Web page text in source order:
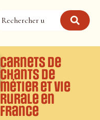
Carnets de
chants de
métier et vie
rurale en
France